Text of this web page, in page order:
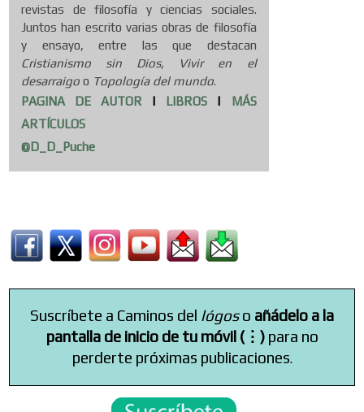
revistas de filosofía y ciencias sociales.
Juntos han escrito varias obras de filosofía
y ensayo, entre las que destacan
Cristianismo sin Dios, Vivir en el
desarraigo o Topología del mundo.
PAGINA DE AUTOR | LIBROS |
MÁS
ARTÍCULOS
@D_D_Puche
Suscríbete a Caminos del lógos o añádelo a la
pantalla de inicio de tu móvil (⋮)para no
perderte próximas publicaciones.